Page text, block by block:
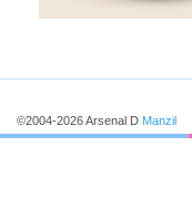
©2004-2026 Arsenal D Manzil